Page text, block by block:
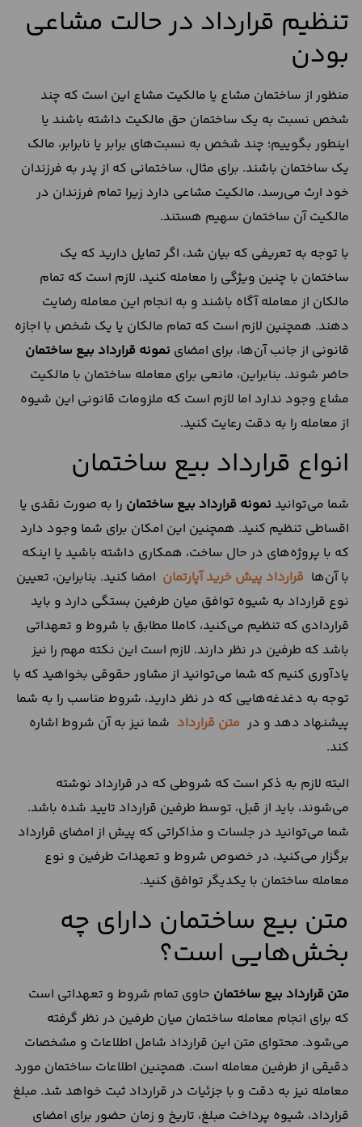
تنظیم قرارداد در حالت مشاعی
بودن
منظور از ساختمان مشاع یا مالکیت مشاع این است که چند
شخص نسبت به یک ساختمان حق مالکیت داشته باشند یا
اینطور بگوییم؛ چند شخص به نسبت‌های برابر یا نابرابر، مالک
یک ساختمان باشند. برای مثال، ساختمانی که از پدر به فرزندان
خود ارث می‌رسد، مالکیت مشاعی دارد زیرا تمام فرزندان در
مالکیت آن ساختمان سهیم هستند.
با توجه به تعریفی که بیان شد، اگر تمایل دارید که یک
ساختمان با چنین ویژگی را معامله کنید، لازم است که تمام
مالکان از معامله آگاه باشند و به انجام این معامله رضایت
دهند. همچنین لازم است که تمام مالکان یا یک شخص با اجازه
قانونی از جانب آن‌ها، برای امضای نمونه قرارداد بیع ساختمان
حاضر شوند. بنابراین، مانعی برای معامله ساختمان با مالکیت
مشاع وجود ندارد اما لازم است که ملزومات قانونی این شیوه
از معامله را به دقت رعایت کنید.
انواع قرارداد بیع ساختمان
شما می‌توانید نمونه قرارداد بیع ساختمان را به صورت نقدی یا
اقساطی تنظیم کنید. همچنین این امکان برای شما وجود دارد
که با پروژه‌های در حال ساخت، همکاری داشته باشید یا اینکه
با آن‌ها قرارداد پیش خرید آپارتمان امضا کنید. بنابراین، تعیین
نوع قرارداد به شیوه توافق میان طرفین بستگی دارد و باید
قراردادی که تنظیم می‌کنید، کاملا مطابق با شروط و تعهداتی
باشد که طرفین در نظر دارند. لازم است این نکته مهم را نیز
یادآوری کنیم که شما می‌توانید از مشاور حقوقی بخواهید که با
توجه به دغدغه‌هایی که در نظر دارید، شروط مناسب را به شما
پیشنهاد دهد و در متن قرارداد شما نیز به آن شروط اشاره
کند.
البته لازم به ذکر است که شروطی که در قرارداد نوشته
می‌شوند، باید از قبل، توسط طرفین قرارداد تایید شده باشد.
شما می‌توانید در جلسات و مذاکراتی که پیش از امضای قرارداد
برگزار می‌کنید، در خصوص شروط و تعهدات طرفین و نوع
معامله ساختمان با یکدیگر توافق کنید.
متن بیع ساختمان دارای چه
بخش‌هایی است؟
متن قرارداد بیع ساختمان حاوی تمام شروط و تعهداتی است
که برای انجام معامله ساختمان میان طرفین در نظر گرفته
می‌شود. محتوای متن این قرارداد شامل اطلاعات و مشخصات
دقیقی از طرفین معامله است. همچنین اطلاعات ساختمان مورد
معامله نیز به دقت و با جزئیات در قرارداد ثبت خواهد شد. مبلغ
قرارداد، شیوه پرداخت مبلغ، تاریخ و زمان حضور برای امضای